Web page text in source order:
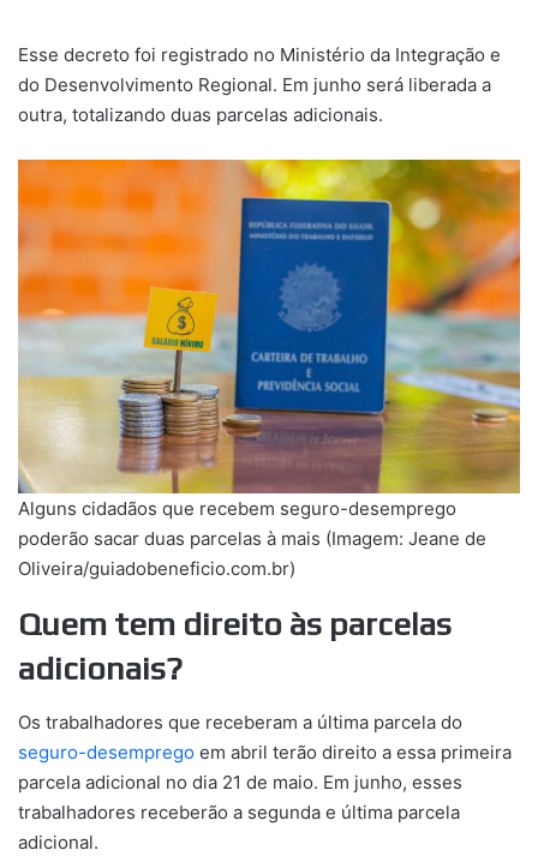
Esse decreto foi registrado no Ministério da Integração e
do Desenvolvimento Regional. Em junho será liberada a
outra, totalizando duas parcelas adicionais.
Alguns cidadãos que recebem seguro-desemprego
poderão sacar duas parcelas à mais (Imagem: Jeane de
Oliveira/guiadobeneficio.com.br)
Quem tem direito às parcelas
adicionais?
Os trabalhadores que receberam a última parcela do
seguro-desemprego em abril terão direito a essa primeira
parcela adicional no dia 21 de maio. Em junho, esses
trabalhadores receberão a segunda e última parcela
adicional.